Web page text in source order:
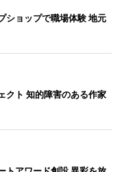
ショップで職場体験 地元
クト 知的障害のある作家